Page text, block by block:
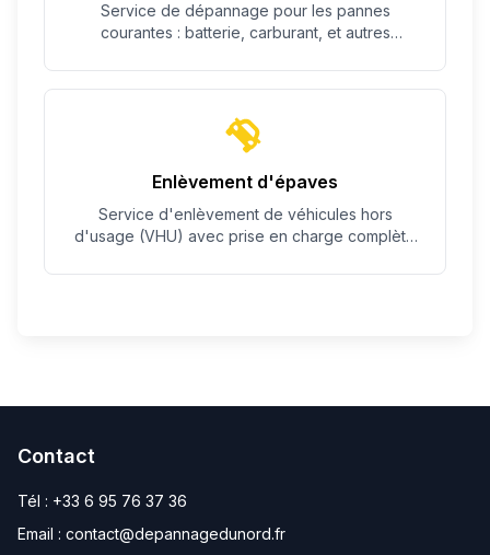
Service de dépannage pour les pannes
courantes : batterie, carburant, et autres
Enlèvement d'épaves
Service d'enlèvement de véhicules hors
d'usage (VHU) avec prise en charge complète
Contact
Tél : +33 6 95 76 37 36
Email : contact@depannagedunord.fr